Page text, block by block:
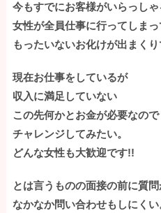
今もすでにお客様がいらっしゃ
女性が全員仕事に行ってしま
もったいないお化けが出まくり
現在お仕事をしているが
収入に満足していない
この先何かとお金が必要なので
チャレンジしてみたい。
どんな女性も大歓迎です!!
とは言うものの面接の前に質問
なかなか問い合わせもしにくい